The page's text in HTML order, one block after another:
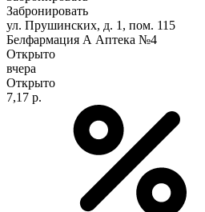
Забронировать
ул. Прушинских, д. 1, пом. 115
Белфармация А Аптека №4
Открыто
вчера
Открыто
7,17 р.